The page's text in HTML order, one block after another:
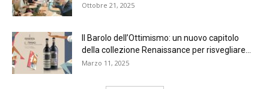
Ottobre 21, 2025
Il Barolo dell’Ottimismo: un nuovo capitolo
della collezione Renaissance per risvegliare...
Marzo 11, 2025